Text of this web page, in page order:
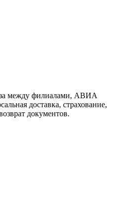
между филиалами, АВИА
доставка, страхование,
документов.